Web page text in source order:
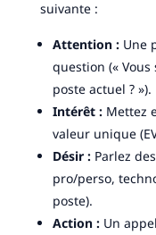
suivante :
Attention :Une
question («
poste actuel ? »).
Intérêt :Mettez
valeur unique
Désir :Parlez
pro/perso,
poste).
Action :Un appel